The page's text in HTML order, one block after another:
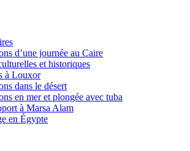
d’une journée au Caire
et historiques
à Louxor
dans le désert
en mer et plongée avec tuba
à Marsa Alam
en Égypte